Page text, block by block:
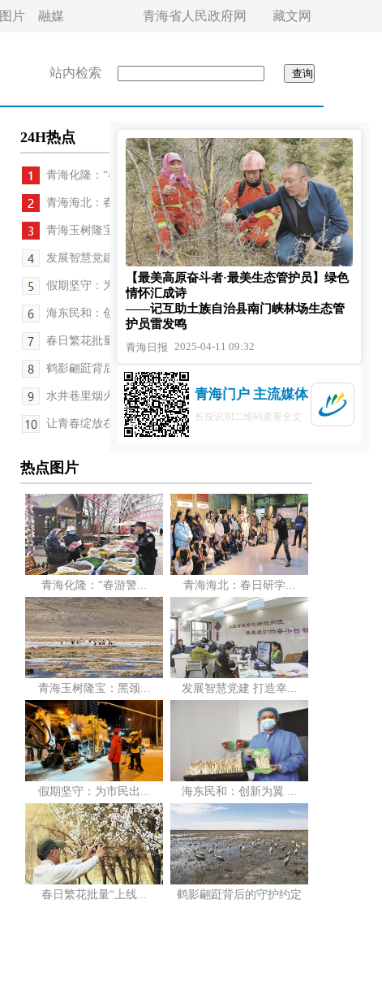
图片 融媒 青海省人民政府网 藏文网
站内检索
24H热点
青海化隆：“春游警务”贴心守护暖游客
青海海北：春日研学启新程 红色传承润初心
青海玉树隆宝：黑颈鹤“如约而至”
发展智慧党建 打造幸福社区
假期坚守：为市民出行按下“加速键”
海东民和：创新为翼 激活一池春水
春日繁花批量“上线” “赏花经济”火爆出圈
鹤影翩跹背后的守护约定
水井巷里烟火盛
让青春绽放在基层一线——记海北州市场监管局2021...
热点图片
青海化隆：“春游警... 青海海北：春日研学...
青海玉树隆宝：黑颈... 发展智慧党建 打造幸...
假期坚守：为市民出... 海东民和：创新为翼 ...
春日繁花批量“上线... 鹤影翩跹背后的守护约定
【最美高原奋斗者·最美生态管护员】绿色
情怀汇成诗
——记互助土族自治县南门峡林场生态管
护员雷发鸣
青海日报 2025-04-11 09:32
青海门户 主流媒体
长按识别二维码查看全文